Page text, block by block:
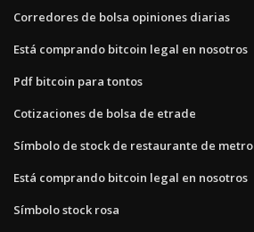
Corredores de bolsa opiniones diarias
Está comprando bitcoin legal en nosotros
Pdf bitcoin para tontos
Cotizaciones de bolsa de etrade
Símbolo de stock de restaurante de metro
Está comprando bitcoin legal en nosotros
Símbolo stock rosa